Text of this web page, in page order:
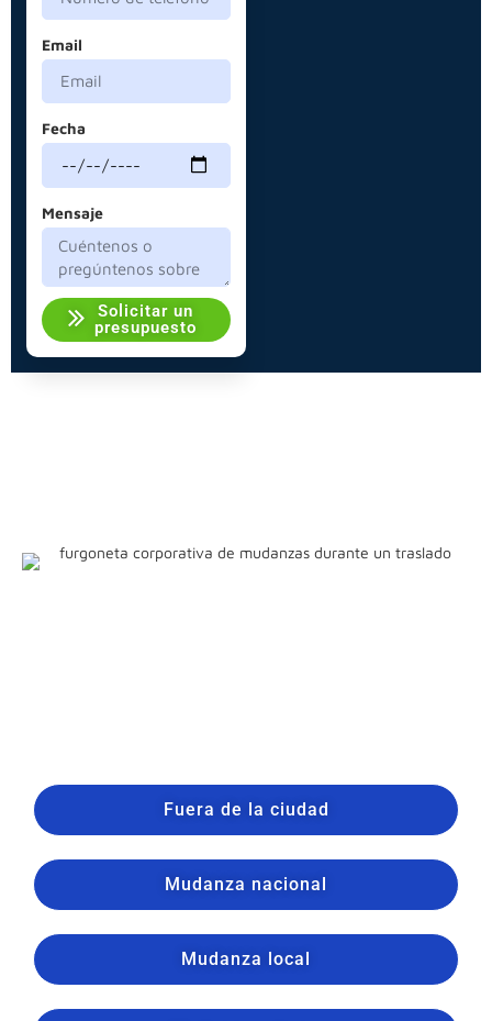
Email
Fecha
Mensaje
Solicitar un
presupuesto
Fuera de la ciudad
Mudanza nacional
Mudanza local